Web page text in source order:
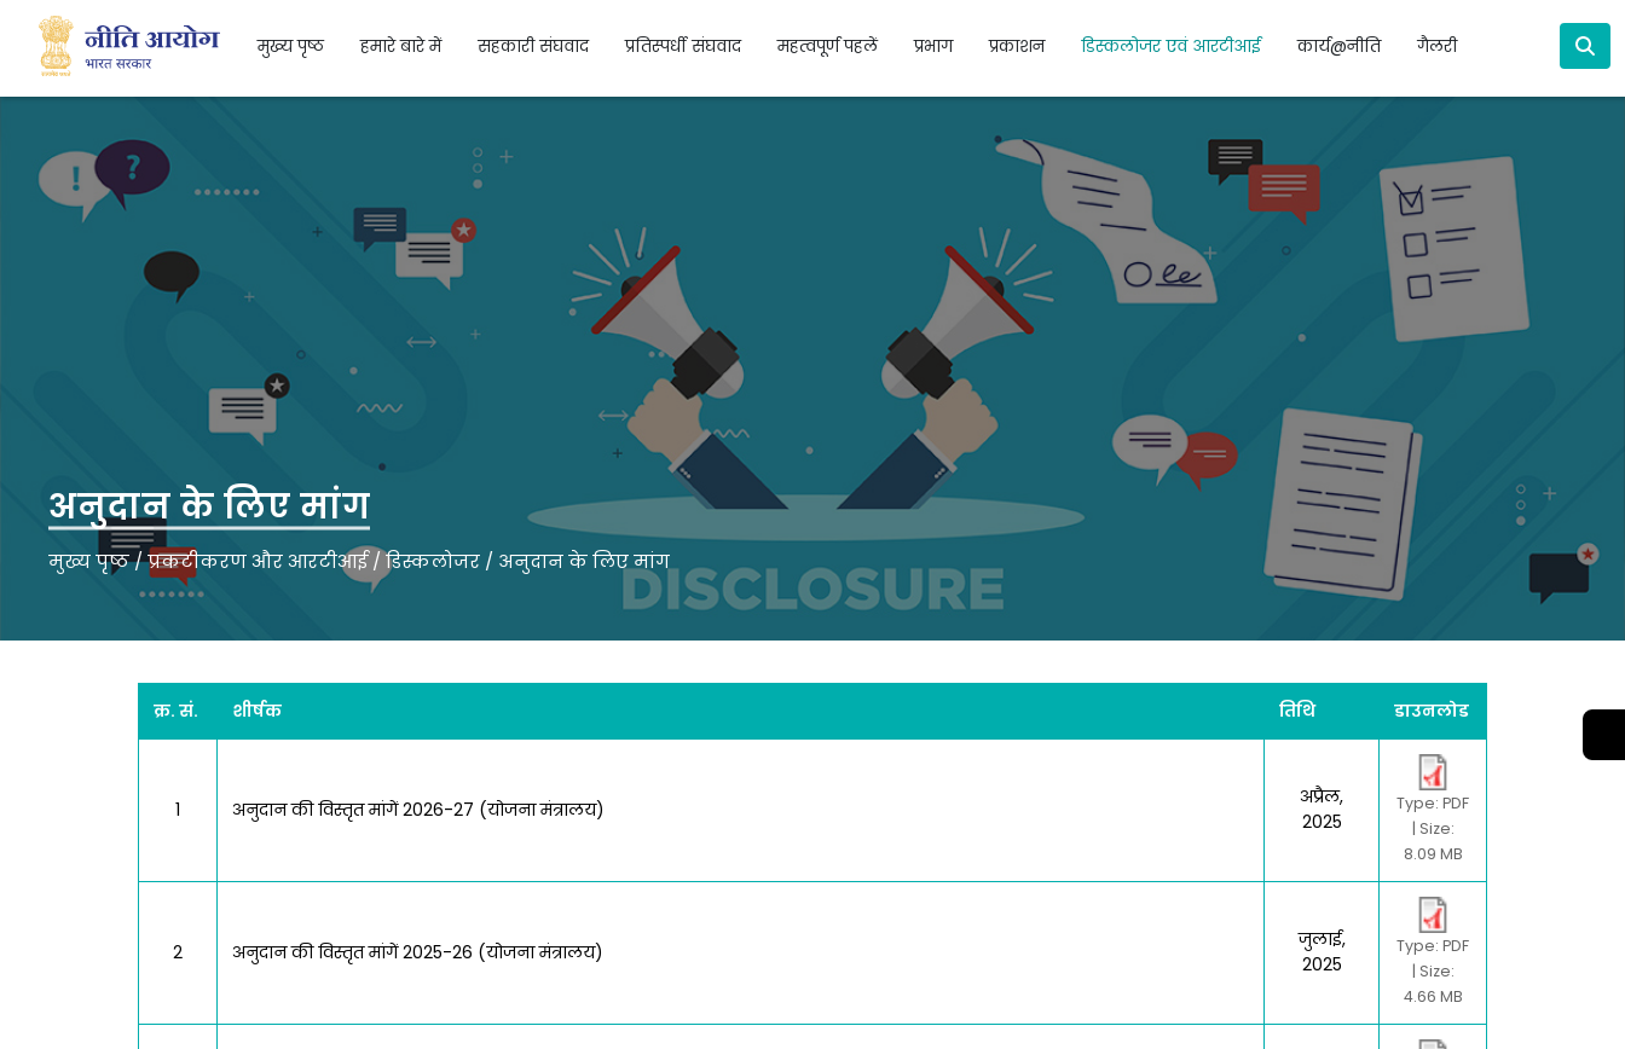
मुख्य पृष्ठ हमारे बारे में सहकारी संघवाद प्रतिस्पर्धी संघवाद महत्वपूर्ण पहलें प्रभाग प्रकाशन डिस्कलोजर एवं आरटीआई कार्य@नीति गैलरी
मुख्य पृष्ठ/प्रकटीकरण और आरटीआई/डिस्कलोजर / अनुदान के लिए मांग
अनुदान के लिए मांग
क्र. सं. शीर्षक तिथि डाउनलोड
1 अनुदान की विस्तृत मांगें 2026-27 (योजना मंत्रालय)
अप्रैल,
2025
Type: PDF
| Size:
8.09 MB
2 अनुदान की विस्तृत मांगें 2025-26 (योजना मंत्रालय)
जुलाई,
2025
Type: PDF
| Size:
4.66 MB